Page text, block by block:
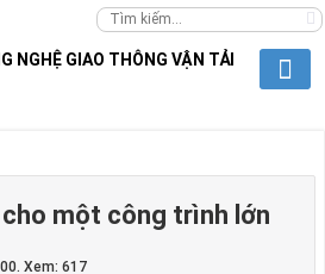
một công trình lớn
Xem: 617